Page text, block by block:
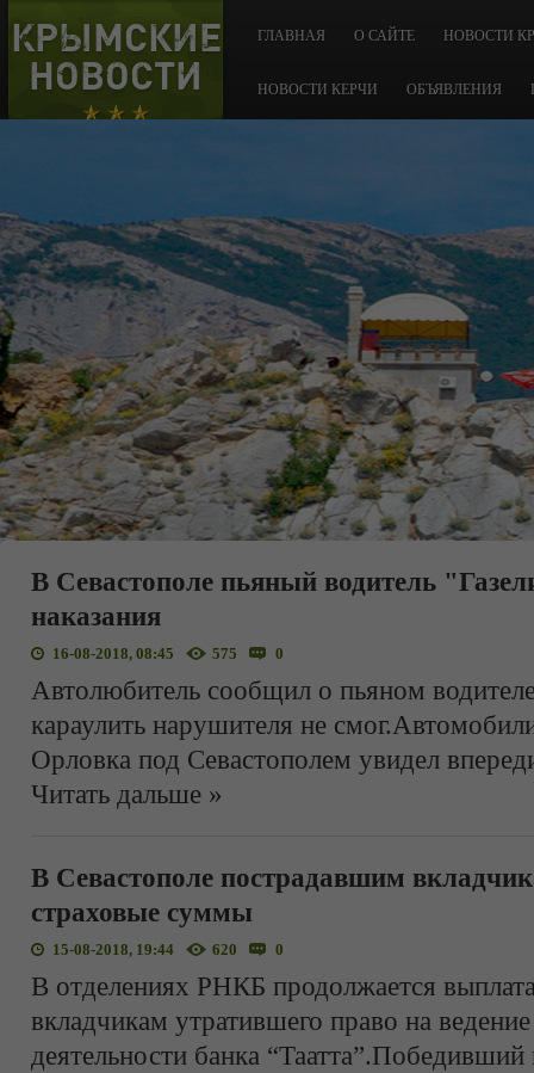
КРЫМСКИЕ
НОВОСТИ
ГЛАВНАЯ О САЙТЕ НОВОСТИ
НОВОСТИ КЕРЧИ ОБЪЯВЛЕНИЯ
В Севастополе пьяный водитель
наказания
16-08-2018, 08:45 575 0
Автолюбитель сообщил о пьяном
караулить нарушителя не
Орловка под Севастополем увидел
Читать дальше »
В Севастополе пострадавшим
страховые суммы
15-08-2018, 19:44 620 0
В отделениях РНКБ продолжается
вкладчикам утратившего право на
деятельности банка “Таатта”.Победивший